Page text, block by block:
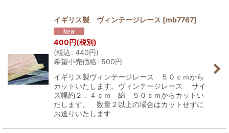
イギリス製 ヴィンテージレース [mb7767]
400円(税別)
(税込: 440円)
希望小売価格: 500円
イギリス製ヴィンテージレース ５０ｃｍから
カットいたします。ヴィンテージレース サイ
ズ幅約２．４ｃｍ 綿 ５０ｃｍからカットい
たします。 数量２以上の場合はカットせずに
お送りいたします